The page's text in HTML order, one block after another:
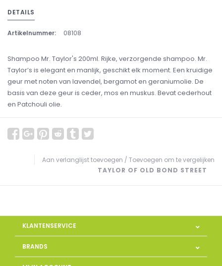
DETAILS
Artikelnummer: 08108
Shampoo Mr. Taylor's 200ml. Rijke, verzorgende shampoo. Mr.
Taylor’s is elegant en manlijk, geschikt elk moment. Een kruidige
geur met noten van lavendel, bergamot en geraniumolie. De
basis van deze geur is ceder, mos en muskus. Bevat cederhout
en Patchouli olie.
Aan verlanglijst toevoegen / Toevoegen om te vergelijken
TAYLOR OF OLD BOND STREET
KLANTENSERVICE
BRANDS